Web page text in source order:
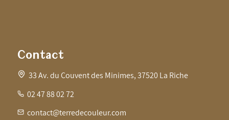
Contact
33 Av. du Couvent des Minimes, 37520 La Riche
02 47 88 02 72
contact@terredecouleur.com